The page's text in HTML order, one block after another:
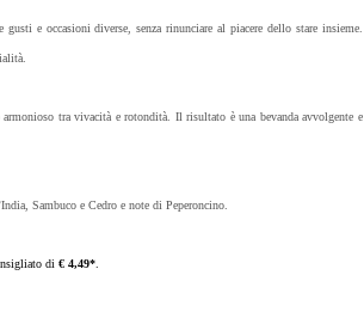
e occasioni diverse, senza rinunciare al piacere dello stare insieme.
tra vivacità e rotondità. Il risultato è una bevanda avvolgente e
Sambuco e Cedro e note di Peperoncino.
di € 4,49*